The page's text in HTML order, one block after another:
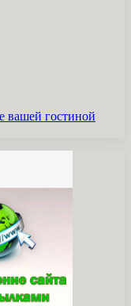
вашей гостиной